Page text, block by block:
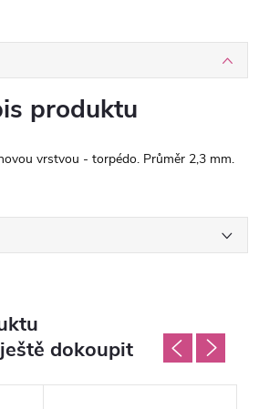
produktu
vrstvou - torpédo. Průměr 2,3 mm.
dokoupit